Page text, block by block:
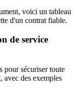
voici un tableau
d'un contrat fiable.
de service
pour sécuriser toute
avec des exemples